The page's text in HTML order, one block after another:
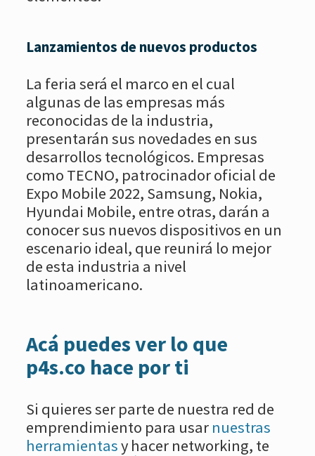
Lanzamientos de nuevos productos
La feria será el marco en el cual
algunas de las empresas más
reconocidas de la industria,
presentarán sus novedades en sus
desarrollos tecnológicos. Empresas
como TECNO, patrocinador oficial de
Expo Mobile 2022, Samsung, Nokia,
Hyundai Mobile, entre otras, darán a
conocer sus nuevos dispositivos en un
escenario ideal, que reunirá lo mejor
de esta industria a nivel
latinoamericano.
Acá puedes ver lo que
p4s.co hace por ti
Si quieres ser parte de nuestra red de
emprendimiento para usar nuestras
herramientasy hacer networking, te